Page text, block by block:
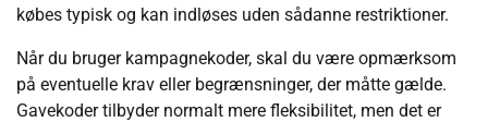
købes typisk og kan indløses uden sådanne restriktioner.
Når du bruger kampagnekoder, skal du være opmærksom
på eventuelle krav eller begrænsninger, der måtte gælde.
Gavekoder tilbyder normalt mere fleksibilitet, men det er